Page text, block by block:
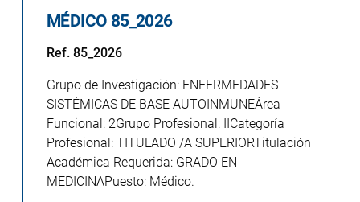
MÉDICO 85_2026
Ref. 85_2026
Grupo de Investigación: ENFERMEDADES
SISTÉMICAS DE BASE AUTOINMUNEÁrea
Funcional: 2Grupo Profesional: IICategoría
Profesional: TITULADO /A SUPERIORTitulación
Académica Requerida: GRADO EN
MEDICINAPuesto: Médico.